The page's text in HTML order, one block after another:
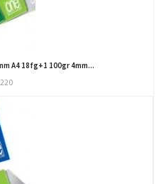
A4 18fg+1 100gr 4mm...